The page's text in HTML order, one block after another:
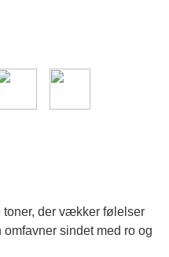
toner, der vækker følelser
sindet med ro og